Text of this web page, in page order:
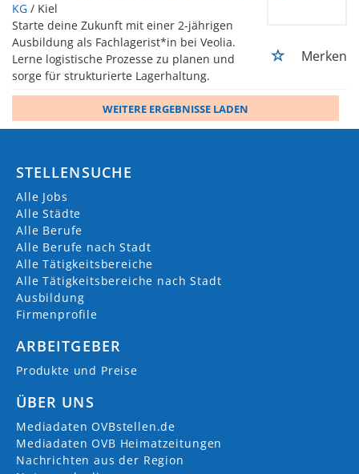
KG / Kiel
Starte deine Zukunft mit einer 2-jährigen
Ausbildung als Fachlagerist*in bei Veolia.
Lerne logistische Prozesse zu planen und
sorge für strukturierte Lagerhaltung.
Merken
WEITERE ERGEBNISSE LADEN
STELLENSUCHE
Alle Jobs
Alle Städte
Alle Berufe
Alle Berufe nach Stadt
Alle Tätigkeitsbereiche
Alle Tätigkeitsbereiche nach Stadt
Ausbildung
Firmenprofile
ARBEITGEBER
Produkte und Preise
ÜBER UNS
Mediadaten OVBstellen.de
Mediadaten OVB Heimatzeitungen
Nachrichten aus der Region